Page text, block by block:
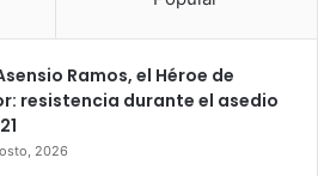
Ramos, el Héroe de
resistencia durante el asedio
2026